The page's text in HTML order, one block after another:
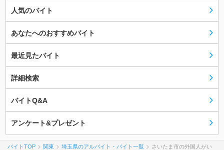
人気のバイト
あなたへのおすすめバイト
最近見たバイト
詳細検索
バイトQ&A
アンケート&プレゼント
バイトTOP 関東 埼玉県のアルバイト・バイト一覧 さいたま市の外国人がい